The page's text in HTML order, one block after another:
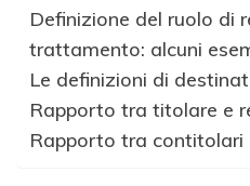
Definizione del ruolo di
trattamento: alcuni
Le definizioni di
Rapporto tra titolare e
Rapporto tra contitolari